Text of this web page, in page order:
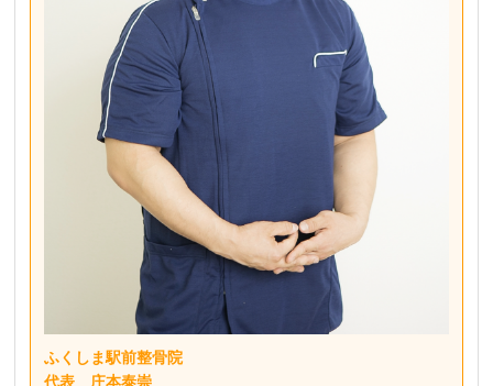
ふくしま駅前整骨院
代表 庄本泰崇